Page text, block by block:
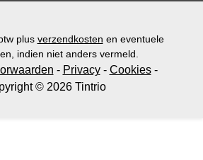
plus verzendkosten en eventuele
indien niet anders vermeld.
- Privacy- Cookies-
© 2026 Tintrio